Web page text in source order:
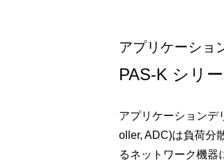
アプリケーショ
PAS-K シリ
アプリケーションデ
oller, ADC)は負荷分
るネットワーク機器